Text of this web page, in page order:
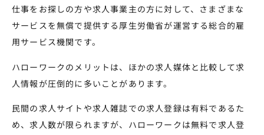
仕事をお探しの方や求人事業主の方に対して、さまざまな
サービスを無償で提供する厚生労働省が運営する総合的雇
用サービス機関です。
ハローワークのメリットは、ほかの求人媒体と比較して求
人情報が圧倒的に多いことがあります。
民間の求人サイトや求人雑誌での求人登録は有料であるた
め、求人数が限られますが、ハローワークは無料で求人登